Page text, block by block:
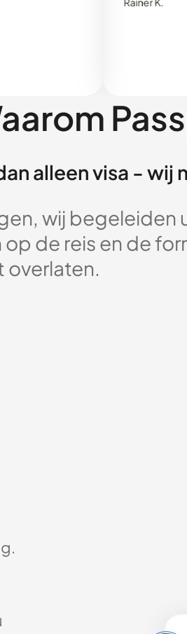
alleen visa - wij
wij begeleiden
de reis en de
overlaten.